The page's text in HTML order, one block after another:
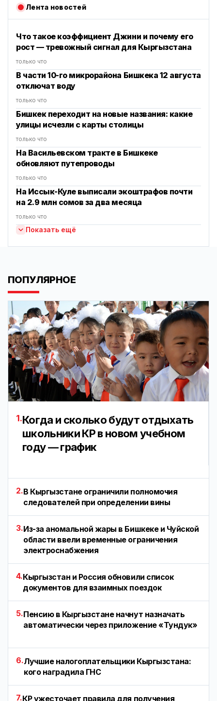
Лента новостей
Что такое коэффициент Джини и почему его
рост — тревожный сигнал для Кыргызстана
только что
В части 10-го микрорайона Бишкека 12 августа
отключат воду
только что
Бишкек переходит на новые названия: какие
улицы исчезли с карты столицы
только что
На Васильевском тракте в Бишкеке
обновляют путепроводы
только что
На Иссык-Куле выписали экоштрафов почти
на 2.9 млн сомов за два месяца
только что
Показать ещё
ПОПУЛЯРНОЕ
1.Когда и сколько будут отдыхать
школьники КР в новом учебном
году — график
2.В Кыргызстане ограничили полномочия
следователей при определении вины
3.Из-за аномальной жары в Бишкеке и Чуйской
области ввели временные ограничения
электроснабжения
4.Кыргызстан и Россия обновили список
документов для взаимных поездок
5.Пенсию в Кыргызстане начнут назначать
автоматически через приложение «Тундук»
6.Лучшие налогоплательщики Кыргызстана:
кого наградила ГНС
7.КР ужесточает правила для получения